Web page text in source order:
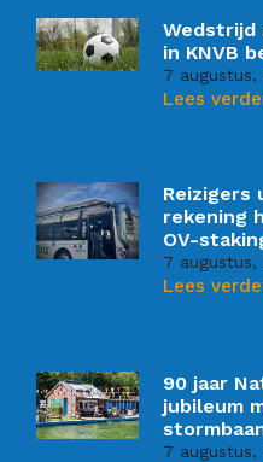
Wedstrijd
in KNVB
7 augustus,
Lees
Reizigers
rekening
OV-
7 augustus,
Lees
90 jaar
jubileum
7 augustus,